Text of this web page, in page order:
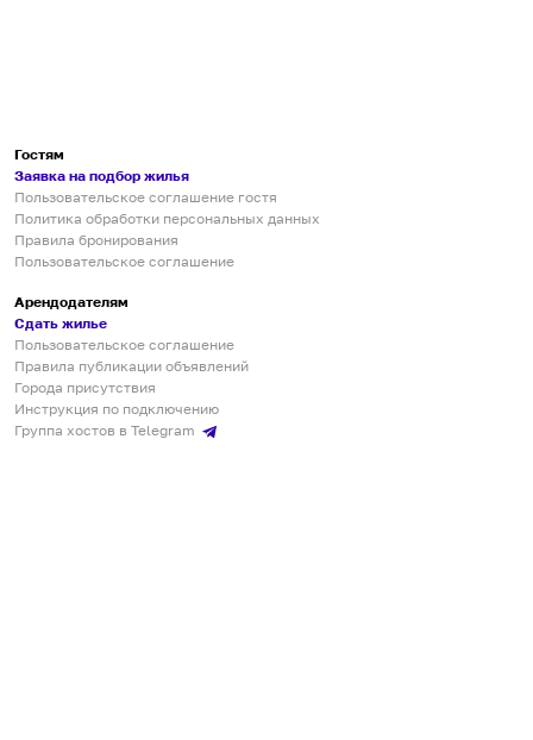
Гостям
Заявка на подбор жилья
Пользовательское соглашение гостя
Политика обработки персональных данных
Правила бронирования
Пользовательское соглашение
Арендодателям
Сдать жилье
Пользовательское соглашение
Правила публикации объявлений
Города присутствия
Инструкция по подключению
Группа хостов в Telegram